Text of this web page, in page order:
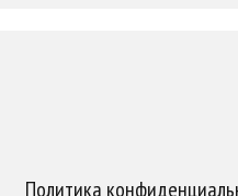
Политика